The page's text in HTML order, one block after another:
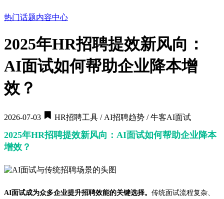
热门话题内容中心
2025年HR招聘提效新风向：
AI面试如何帮助企业降本增
效？
2026-07-03 HR招聘工具 / AI招聘趋势 / 牛客AI面试
2025年HR招聘提效新风向：AI面试如何帮助企业降本
增效？
AI面试成为众多企业提升招聘效能的关键选择。 传统面试流程复杂、